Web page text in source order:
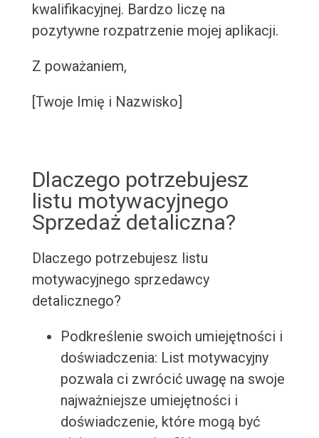
kwalifikacyjnej. Bardzo liczę na
pozytywne rozpatrzenie mojej aplikacji.
Z poważaniem,
[Twoje Imię i Nazwisko]
Dlaczego potrzebujesz
listu motywacyjnego
Sprzedaż detaliczna?
Dlaczego potrzebujesz listu
motywacyjnego sprzedawcy
detalicznego?
Podkreślenie swoich umiejętności i
doświadczenia: List motywacyjny
pozwala ci zwrócić uwagę na swoje
najważniejsze umiejętności i
doświadczenie, które mogą być